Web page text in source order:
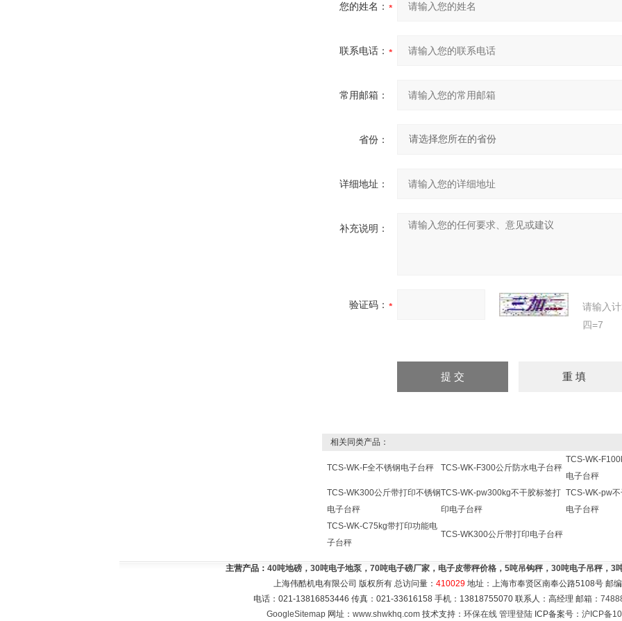
您的姓名：
联系电话：
常用邮箱：
省份：
详细地址：
补充说明：
验证码：
请输入
四=7
相关同类产品：
TCS-WK-F全不锈钢电子台秤 TCS-WK-F300公斤防水电子台秤
TCS-WK-
电子台秤
TCS-WK300公斤带打印不锈钢
电子台秤
TCS-WK-pw300kg不干胶标签打
印电子台秤
TCS-WK-pw
电子台秤
TCS-WK-C75kg带打印功能电
子台秤
TCS-WK300公斤带打印电子台秤
主营产品： 40吨地磅，30吨电子地泵，70吨电子磅厂家，电子皮带秤价格，5吨吊钩秤，30吨电子吊秤，3
上海伟酷机电有限公司 版权所有 总访问量： 410029 地址：上海市奉贤区南奉公路5108号 邮
电话：021-13816853446 传真：021-33616158 手机：13818755070 联系人：高经理 邮箱：
GoogleSitemap网址： www.shwkhq.com技术支持： 环保在线 管理登陆ICP备案号： 沪ICP备